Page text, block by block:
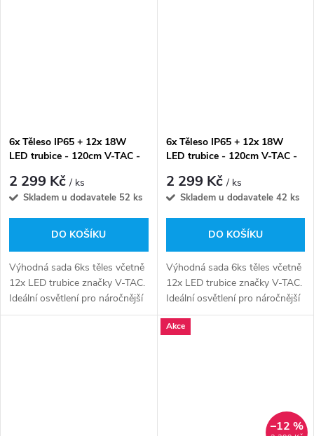
6x Těleso IP65 + 12x 18W
LED trubice - 120cm V-TAC -
2 299 Kč/ ks
Skladem u dodavatele 52 ks
DO KOŠÍKU
Výhodná sada 6ks těles včetně
12x LED trubice značky V-TAC.
Ideální osvětlení pro náročnější
podmínky za výhodnou cenu.
6x Těleso IP65 + 12x 18W
LED trubice - 120cm V-TAC -
2 299 Kč/ ks
Skladem u dodavatele 42 ks
DO KOŠÍKU
Výhodná sada 6ks těles včetně
12x LED trubice značky V-TAC.
Ideální osvětlení pro náročnější
podmínky za výhodnou cenu.
Akce
–12 %